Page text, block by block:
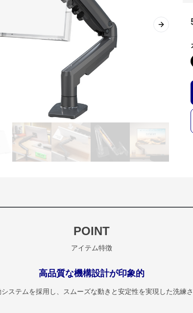
Next slide
POINT
アイテム特徴
高品質な機構設計が印象的
ステムを採用し、スムーズな動きと安定性を実現した洗練